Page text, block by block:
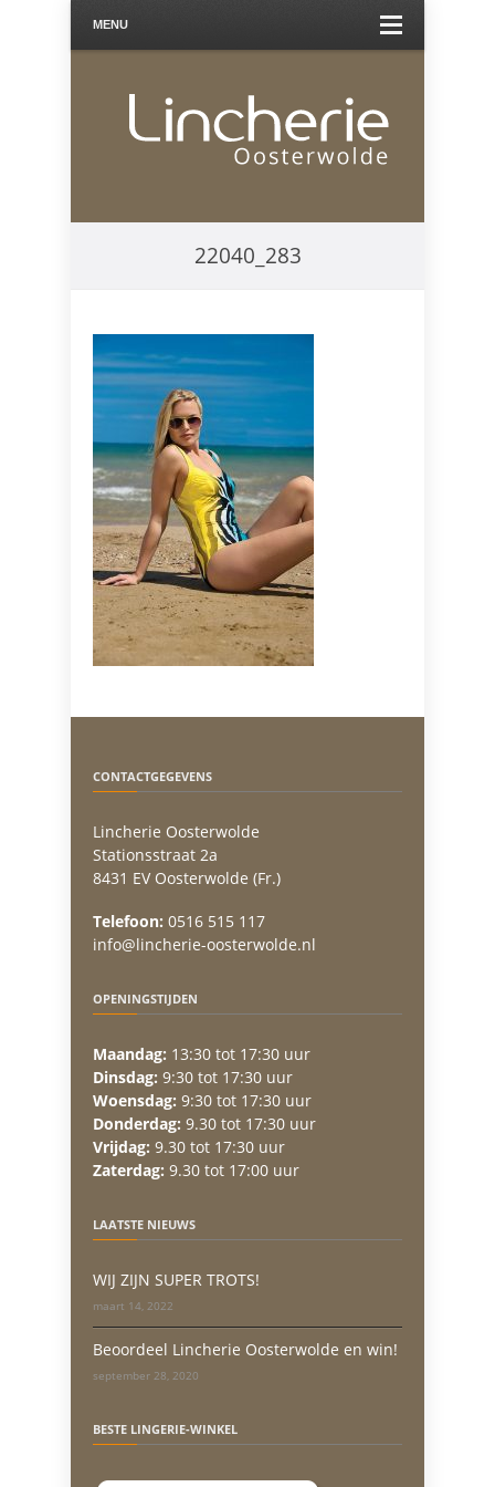
MENU
22040_283
CONTACTGEGEVENS
Lincherie Oosterwolde
Stationsstraat 2a
8431 EV Oosterwolde (Fr.)
Telefoon: 0516 515 117
info@lincherie-oosterwolde.nl
OPENINGSTIJDEN
Maandag: 13:30 tot 17:30 uur
Dinsdag: 9:30 tot 17:30 uur
Woensdag: 9:30 tot 17:30 uur
Donderdag: 9.30 tot 17:30 uur
Vrijdag: 9.30 tot 17:30 uur
Zaterdag: 9.30 tot 17:00 uur
LAATSTE NIEUWS
WIJ ZIJN SUPER TROTS!
maart 14, 2022
Beoordeel Lincherie Oosterwolde en win!
september 28, 2020
BESTE LINGERIE-WINKEL